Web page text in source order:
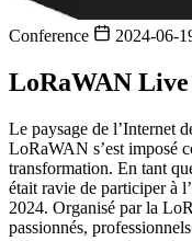
Conference 2024-06-
LoRaWAN
Le paysage de l’Internet
LoRaWAN s’est imposé
transformation. En tant
était ravie de participer à
2024. Organisé par la
passionnés,